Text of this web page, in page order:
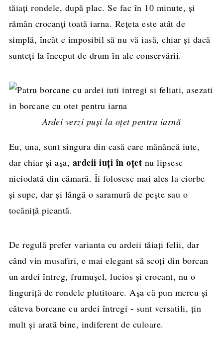
tăiați rondele, după plac. Se fac în 10 minute, și
rămân crocanți toată iarna. Rețeta este atât de
simplă, încât e imposibil să nu vă iasă, chiar și dacă
sunteți la început de drum în ale conservării.
Ardei verzi puși la oțet pentru iarnă
Eu, una, sunt singura din casă care mănâncă iute,
dar chiar și așa, ardeii iuți în oțet nu lipsesc
niciodată din cămară. Îi folosesc mai ales la ciorbe
și supe, dar și lângă o saramură de pește sau o
tocăniță picantă.
De regulă prefer varianta cu ardeii tăiați felii, dar
când vin musafiri, e mai elegant să scoți din borcan
un ardei întreg, frumușel, lucios și crocant, nu o
linguriță de rondele plutitoare. Așa că pun mereu și
câteva borcane cu ardei întregi - sunt versatili, țin
mult și arată bine, indiferent de culoare.